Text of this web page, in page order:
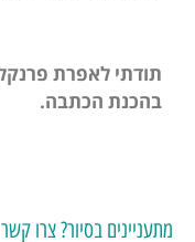
מתעניינים בסיור? צרו קשר
תודתי לאפרת
בהכנת הכתבה.